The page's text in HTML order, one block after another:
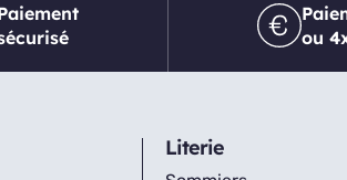
ou
Literie